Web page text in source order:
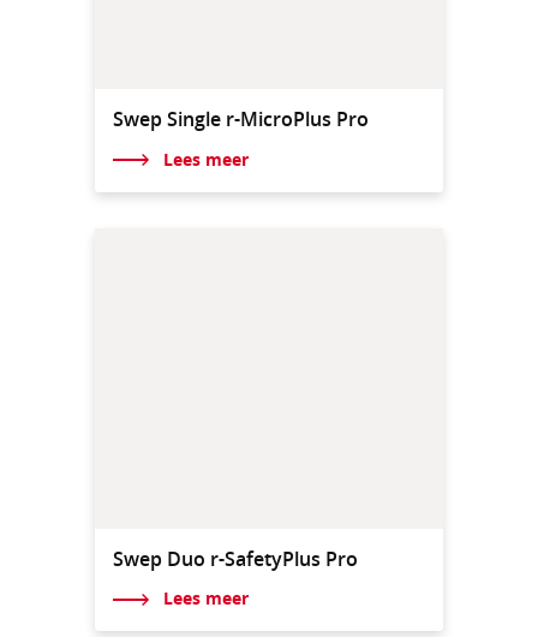
Swep Single r-MicroPlus Pro
Lees meer
Swep Duo r-SafetyPlus Pro
Lees meer